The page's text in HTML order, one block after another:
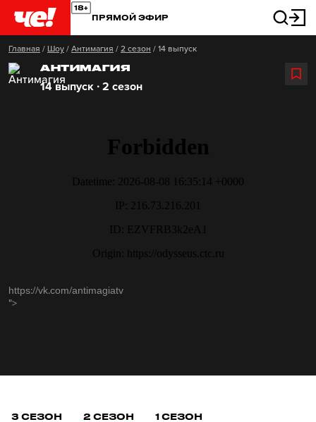
ПРЯМОЙ ЭФИР
Главная / Шоу / Антимагия / 2 сезон / 14 выпуск
АНТИМАГИЯ
14 выпуск ∙ 2 сезон
https://vk.com/antimagiatv
">
3 СЕЗОН 2 СЕЗОН 1 СЕЗОН